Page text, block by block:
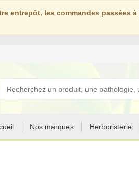
entrepôt, les commandes
Nos marques Herboristerie